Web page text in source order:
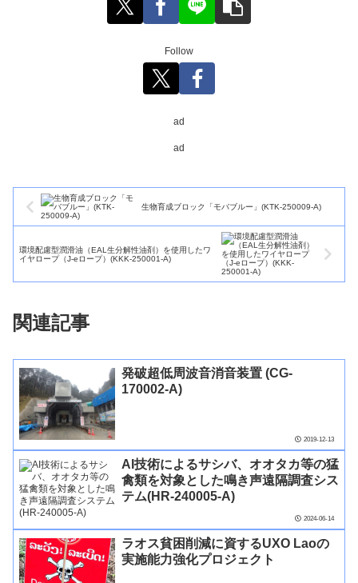
Follow
ad
ad
生物育成ブロック「モバブルー」(KTK-250009-A)
環境配慮型潤滑油（EAL生分解性油剤）を使用したワ
イヤロープ（J-eロープ）(KKK-250001-A)
関連記事
発破超低周波音消音装置 (CG-
170002-A)
2019-12-13
AI技術によるサシバ、オオタカ等の猛
禽類を対象とした鳴き声遠隔調査シス
テム(HR-240005-A)
2024-06-14
ラオス貧困削減に資するUXO Laoの
実施能力強化プロジェクト